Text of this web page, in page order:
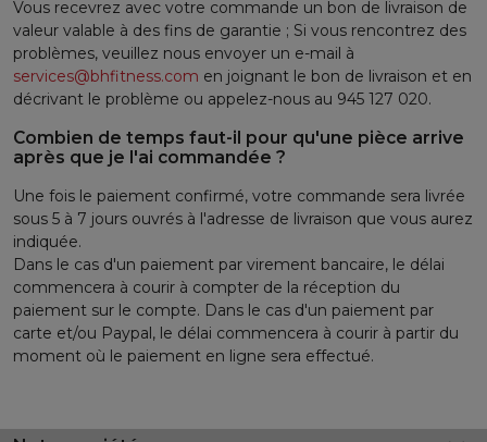
Vous recevrez avec votre commande un bon de livraison de
valeur valable à des fins de garantie ; Si vous rencontrez des
problèmes, veuillez nous envoyer un e-mail à
services@bhfitness.com en joignant le bon de livraison et en
décrivant le problème ou appelez-nous au 945 127 020.
Combien de temps faut-il pour qu'une pièce arrive
après que je l'ai commandée ?
Une fois le paiement confirmé, votre commande sera livrée
sous 5 à 7 jours ouvrés à l'adresse de livraison que vous aurez
indiquée.
Dans le cas d'un paiement par virement bancaire, le délai
commencera à courir à compter de la réception du
paiement sur le compte. Dans le cas d'un paiement par
carte et/ou Paypal, le délai commencera à courir à partir du
moment où le paiement en ligne sera effectué.